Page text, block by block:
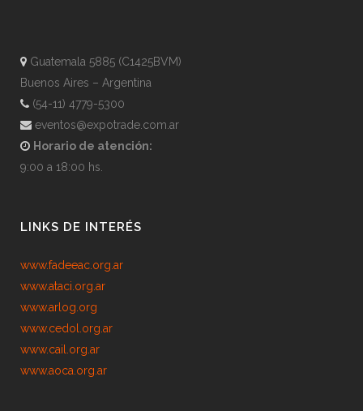
Guatemala 5885 (C1425BVM)
Buenos Aires – Argentina
(54-11) 4779-5300
eventos@expotrade.com.ar
Horario de atención:
9:00 a 18:00 hs.
LINKS DE INTERÉS
www.fadeeac.org.ar
www.ataci.org.ar
www.arlog.org
www.cedol.org.ar
www.cail.org.ar
www.aoca.org.ar